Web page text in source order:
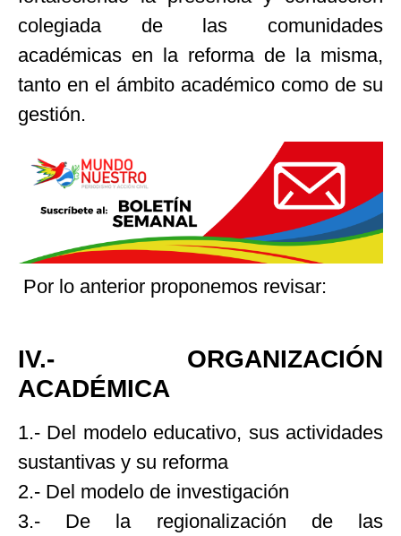
colegiada de las comunidades
académicas en la reforma de la misma,
tanto en el ámbito académico como de su
gestión.
Por lo anterior proponemos revisar:
IV.- ORGANIZACIÓN
ACADÉMICA
1.- Del modelo educativo, sus actividades
sustantivas y su reforma
2.- Del modelo de investigación
3.- De la regionalización de las